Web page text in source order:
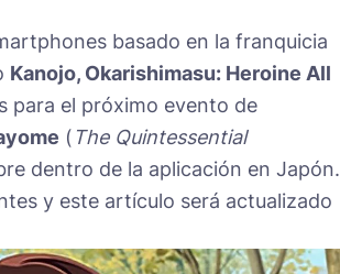
basado en la franquicia
Kanojo, Okarishimasu: Heroine All
para el próximo evento de
( The Quintessential
dentro de la aplicación en Japón.
y este artículo será actualizado